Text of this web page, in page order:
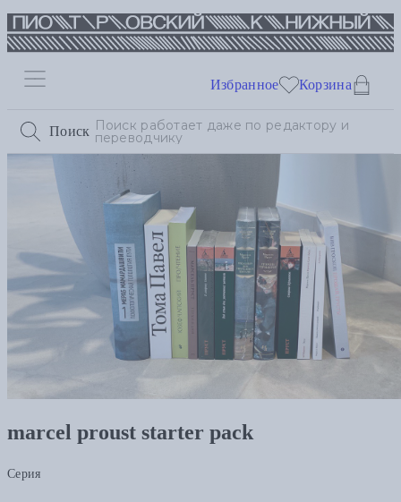
Поиск
Избранное Корзина
marcel proust starter pack
Серия